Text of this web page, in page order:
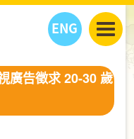
ENG
丫丫看天下
教學活動
丫丫活動
健康生活館
廣告徵求 20-30 歲